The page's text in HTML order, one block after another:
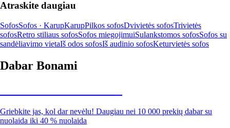
Atraskite daugiau
SofosSofos · KarupKarupPilkos sofosDvivietės sofosTrivietės
sofosRetro stiliaus sofosSofos miegojimuiSulankstomos sofosSofos su
sandėliavimo vietaIš odos sofosIš audinio sofosKeturvietės sofos
Dabar Bonami
Griebkite jas, kol dar nevėlu! Daugiau nei 10 000 prekių dabar su
nuolaida iki 40 % nuolaida